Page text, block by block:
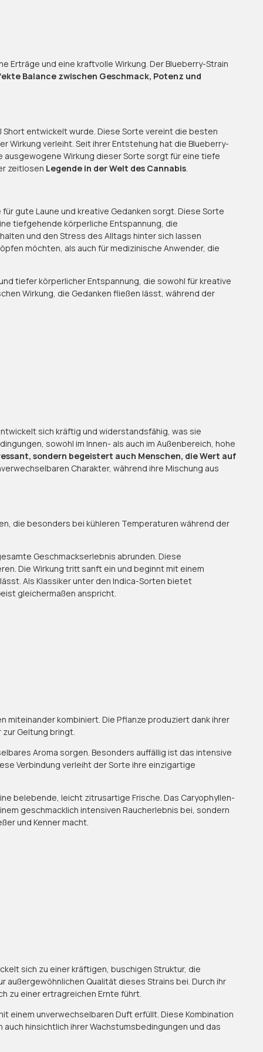
und eine kraftvolle Wirkung. Der Blueberry-Strain
Balance zwischen Geschmack, Potenz und
Short entwickelt wurde. Diese Sorte vereint die besten
Wirkung verleiht. Seit ihrer Entstehung hat die Blueberry-
Wirkung dieser Sorte sorgt für eine tiefe
zeitlosen Legende in der Welt des Cannabis
gute Laune und kreative Gedanken sorgt. Diese Sorte
tiefgehende körperliche Entspannung, die
und den Stress des Alltags hinter sich lassen
möchten, als auch für medizinische Anwender, die
tiefer körperlicher Entspannung, die sowohl für kreative
Wirkung, die Gedanken fließen lässt, während der
sich kräftig und widerstandsfähig, was sie
sowohl im Innen- als auch im Außenbereich, hohe
sondern begeistert auch Menschen, die Wert auf
Charakter, während ihre Mischung aus
die besonders bei kühleren Temperaturen während der
Geschmackserlebnis abrunden. Diese
Die Wirkung tritt sanft ein und beginnt mit einem
Als Klassiker unter den Indica-Sorten bietet
gleichermaßen anspricht.
kombiniert. Die Pflanze produziert dank ihrer
Geltung bringt.
Aroma sorgen. Besonders auffällig ist das intensive
Verbindung verleiht der Sorte ihre einzigartige
belebende, leicht zitrusartige Frische. Das Caryophyllen-
geschmacklich intensiven Raucherlebnis bei, sondern
und Kenner macht.
sich zu einer kräftigen, buschigen Struktur, die
Qualität dieses Strains bei. Durch ihr
zu einer ertragreichen Ernte führt.
einem unverwechselbaren Duft erfüllt. Diese Kombination
auch hinsichtlich ihrer Wachstumsbedingungen und das